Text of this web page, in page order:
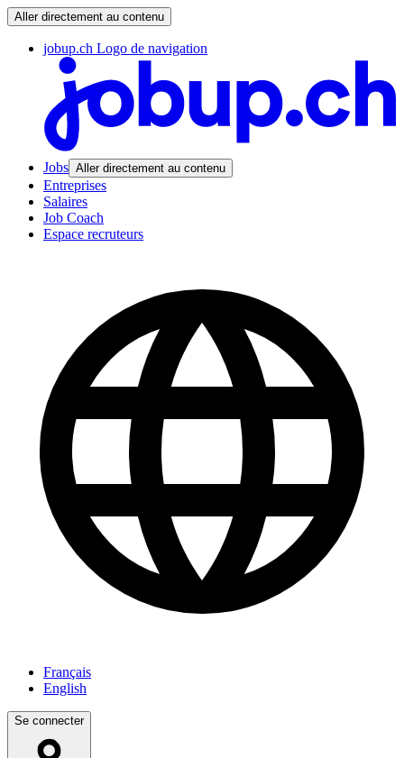
Aller directement au contenu
jobup.ch Logo de navigation
Jobs Aller directement au contenu
Entreprises
Salaires
Job Coach
Espace recruteurs
Français
English
Se connecter